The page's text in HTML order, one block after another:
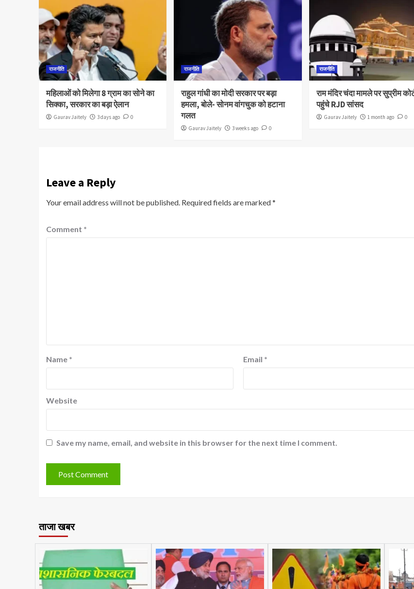
राजनीति
महिलाओं को मिलेगा 8 ग्राम का सोने का
सिक्का, सरकार का बड़ा ऐलान
Gaurav Jaitely 3 days ago 0
राजनीति
राहुल गांधी का मोदी सरकार पर बड़ा
हमला, बोले- सोनम वांगचुक को हटाना
गलत
Gaurav Jaitely 3 weeks ago 0
राजनीति
राम मंदिर चंदा मामले पर सुप्रीम
पहुंचे RJD सांसद
Gaurav Jaitely 1 month ago 0
Leave a Reply
Your email address will not be published. Required fields are marked*
Comment *
Name * Email *
Website
Save my name, email, and website in this browser for the next time I comment.
ताजा खबर